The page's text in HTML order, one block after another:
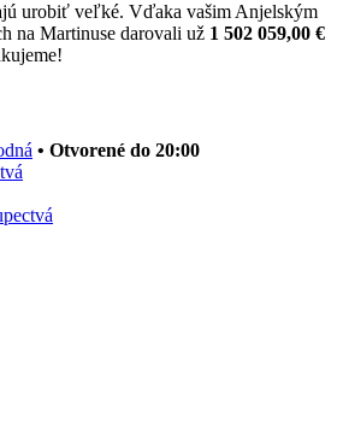
urobiť veľké. Vďaka vašim Anjelským
na Martinuse darovali už 1 502 059,00 €
• Otvorené do 20:00